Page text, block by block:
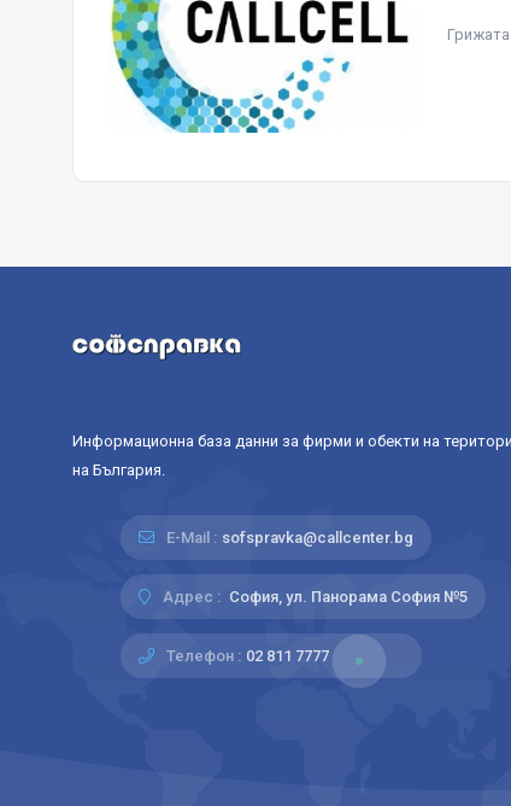
Информационна база данни за фирми и обекти на
на България.
E-Mail : sofspravka@callcenter.bg
Адрес : София, ул. Панорама София №5
Телефон : 02 811 7777